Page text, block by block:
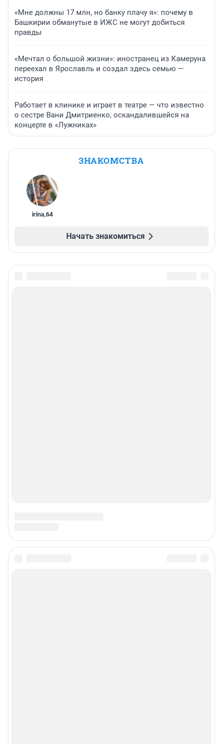
«Мне должны 17 млн, но банку плачу я»: почему в
Башкирии обманутые в ИЖС не могут добиться
правды
«Мечтал о большой жизни»: иностранец из Камеруна
переехал в Ярославль и создал здесь семью —
история
Работает в клинике и играет в театре — что известно
о сестре Вани Дмитриенко, оскандалившейся на
концерте в «Лужниках»
ЗНАКОМСТВА
irina,64
Начать знакомиться